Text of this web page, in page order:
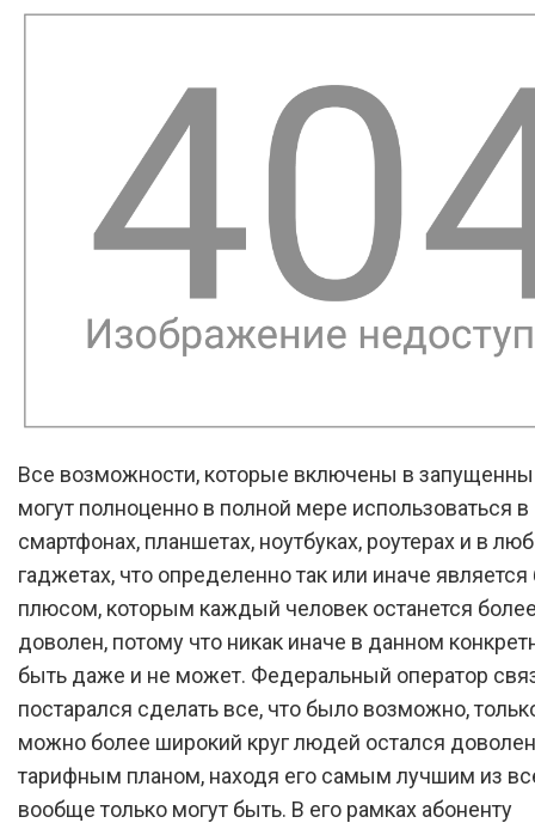
Все возможности, которые включены в
могут полноценно в полной мере использоваться в
смартфонах, планшетах, ноутбуках, роутерах и в
гаджетах, что определенно так или иначе
плюсом, которым каждый человек останется
доволен, потому что никак иначе в данном
быть даже и не может. Федеральный оператор
постарался сделать все, что было возможно,
можно более широкий круг людей остался
тарифным планом, находя его самым лучшим из
вообще только могут быть. В его рамках абоненту